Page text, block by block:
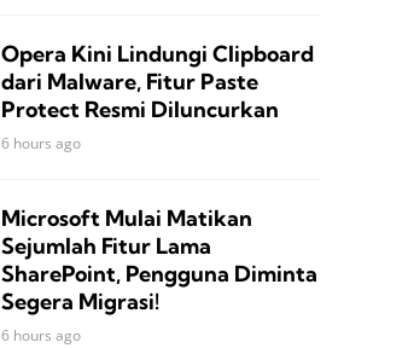
Opera Kini Lindungi Clipboard
dari Malware, Fitur Paste
Protect Resmi Diluncurkan
6 hours ago
Microsoft Mulai Matikan
Sejumlah Fitur Lama
SharePoint, Pengguna Diminta
Segera Migrasi!
6 hours ago